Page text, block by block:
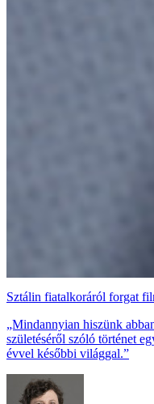
Sztálin fiatalkoráról forgat
„Mindannyian hiszünk
születéséről szóló történet
évvel későbbi világgal.”